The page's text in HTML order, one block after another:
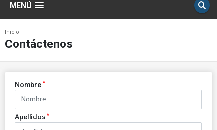
MENÚ
Inicio
Contáctenos
Nombre *
Apellidos *